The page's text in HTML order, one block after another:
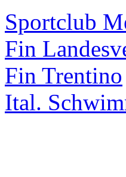
Sportclub
Fin
Fin Trentino
Ital.